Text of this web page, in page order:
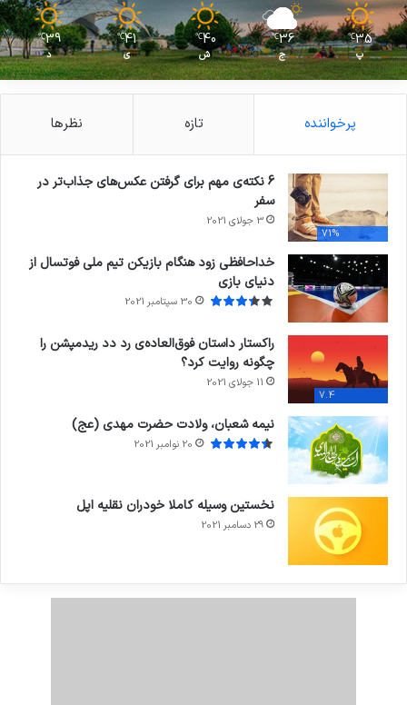
35
℃
پ
36
℃
ج
40
℃
ش
41
℃
ی
39
℃
د
پرخواننده تازه نظرها
71%
6 نکته‌ی مهم برای گرفتن عکس‌های جذاب‌تر در
سفر
3 جولای 2021
خداحافظی زود هنگام بازیکن تیم ملی فوتسال از
دنیای بازی
30 سپتامبر 2021
7.4
راکستار داستان فوق‌العاده‌ی رد دد ریدمپشن را
چگونه روایت کرد؟
11 جولای 2021
نیمه شعبان، ولادت حضرت مهدی (عج)
20 نوامبر 2021
نخستین وسیله کاملا خودران نقلیه اپل
29 دسامبر 2021